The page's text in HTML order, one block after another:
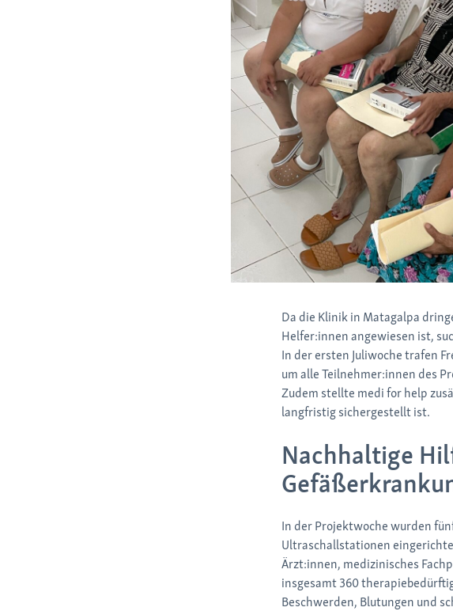
Da die Klinik in Matagalpa
Helfer:innen angewiesen ist,
In der ersten Juliwoche trafen
um alle Teilnehmer:innen des
Zudem stellte medi for help
langfristig sichergestellt ist.
Nachhaltige
In der Projektwoche wurden
Ultraschallstationen
Ärzt:innen, medizinisches
insgesamt 360
Beschwerden, Blutungen und